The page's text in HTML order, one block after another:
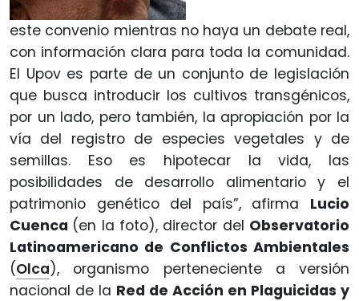
este convenio mientras no haya un debate real,
con información clara para toda la comunidad.
El Upov es parte de un conjunto de legislación
que busca introducir los cultivos transgénicos,
por un lado, pero también, la apropiación por la
vía del registro de especies vegetales y de
semillas. Eso es hipotecar la vida, las
posibilidades de desarrollo alimentario y el
patrimonio genético del país”, afirma Lucio
Cuenca (en la foto), director del Observatorio
Latinoamericano de Conflictos Ambientales
(Olca), organismo perteneciente a versión
nacional de la Red de Acción en Plaguicidas y